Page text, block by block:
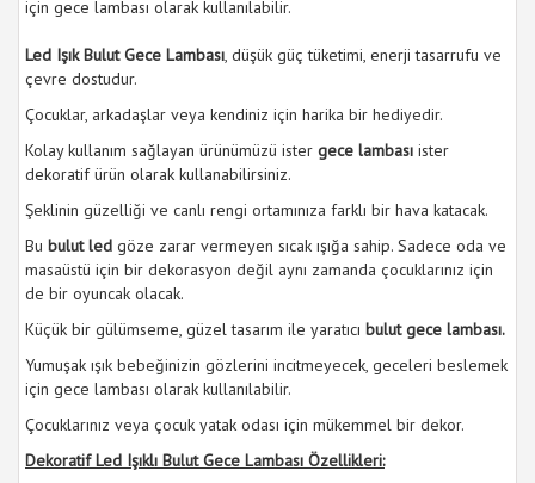
için gece lambası olarak kullanılabilir.
Led Işık Bulut Gece Lambası , düşük güç tüketimi, enerji tasarrufu ve
çevre dostudur.
Çocuklar, arkadaşlar veya kendiniz için harika bir hediyedir.
Kolay kullanım sağlayan ürünümüzü ister gece lambası ister
dekoratif ürün olarak kullanabilirsiniz.
Şeklinin güzelliği ve canlı rengi ortamınıza farklı bir hava katacak.
Bu bulut led göze zarar vermeyen sıcak ışığa sahip. Sadece oda ve
masaüstü için bir dekorasyon değil aynı zamanda çocuklarınız için
de bir oyuncak olacak.
Küçük bir gülümseme, güzel tasarım ile yaratıcı bulut gece lambası.
Yumuşak ışık bebeğinizin gözlerini incitmeyecek, geceleri beslemek
için gece lambası olarak kullanılabilir.
Çocuklarınız veya çocuk yatak odası için mükemmel bir dekor.
Dekoratif Led Işıklı Bulut Gece Lambası Özellikleri: